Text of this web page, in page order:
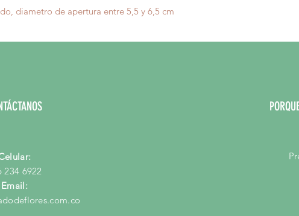
diametro de apertura entre 5,5 y 6,5 cm
234 6922
Email: